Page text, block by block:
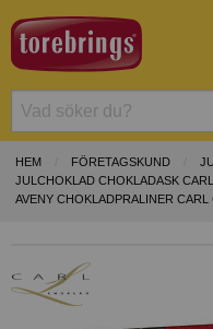
HEM FÖRETAGSKUND
JULCHOKLAD CHOKLADASK
AVENY CHOKLADPRALINER CARL